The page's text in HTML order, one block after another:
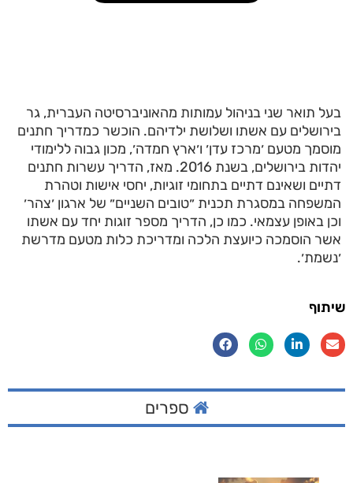
בעל תואר שני בניהול עמותות מהאוניברסיטה העברית, גר
בירושלים עם אשתו ושלושת ילדיהם. הוכשר כמדריך חתנים
מוסמך מטעם ׳מרכז עדן׳ ו׳ארץ חמדה׳, מכון גבוה ללימודי
יהדות בירושלים, בשנת 2016. מאז, הדריך עשרות חתנים
דתיים ושאינם דתיים בתחומי זוגיות, יחסי אישות וטהרת
המשפחה במסגרת תכנית ״טובים השניים״ של ארגון ׳צהר׳
וכן באופן עצמאי. כמו כן, הדריך מספר זוגות יחד עם אשתו
אשר הוסמכה כיועצת הלכה ומדריכת כלות מטעם מדרשת
׳נשמת׳.
שיתוף
ספרים